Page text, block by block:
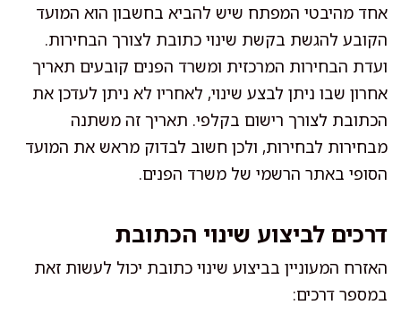
אחד מהיבטי המפתח שיש להביא בחשבון הוא המועד
הקובע להגשת בקשת שינוי כתובת לצורך הבחירות.
ועדת הבחירות המרכזית ומשרד הפנים קובעים תאריך
אחרון שבו ניתן לבצע שינוי, לאחריו לא ניתן לעדכן את
הכתובת לצורך רישום בקלפי. תאריך זה משתנה
מבחירות לבחירות, ולכן חשוב לבדוק מראש את המועד
הסופי באתר הרשמי של משרד הפנים.
דרכים לביצוע שינוי הכתובת
האזרח המעוניין בביצוע שינוי כתובת יכול לעשות זאת
במספר דרכים: